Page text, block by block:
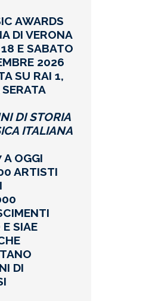
AWARDS
DI VERONA
E SABATO
2026
SU RAI 1,
DI STORIA
ITALIANA
A OGGI
ARTISTI
SIAE
DI